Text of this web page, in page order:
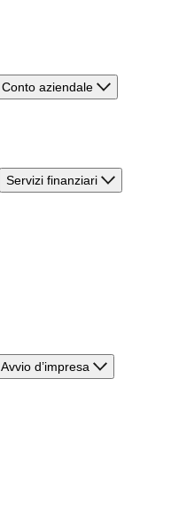
Conto aziendale
Servizi finanziari
Avvio d’impresa